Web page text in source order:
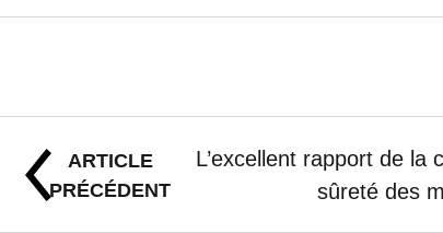
ARTICLE
PRÉCÉDENT
L’excellent rapport de la
sûreté des